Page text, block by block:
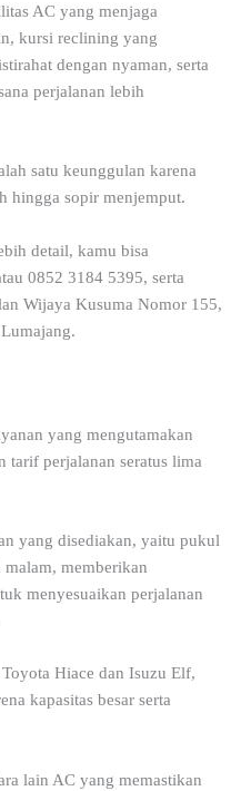
AC yang menjaga
kursi reclining yang
dengan nyaman, serta
perjalanan lebih
satu keunggulan karena
hingga sopir menjemput.
detail, kamu bisa
0852 3184 5395, serta
Wijaya Kusuma Nomor 155,
yang mengutamakan
tarif perjalanan seratus lima
yang disediakan, yaitu pukul
memberikan
menyesuaikan perjalanan
Hiace dan Isuzu Elf,
kapasitas besar serta
lain AC yang memastikan